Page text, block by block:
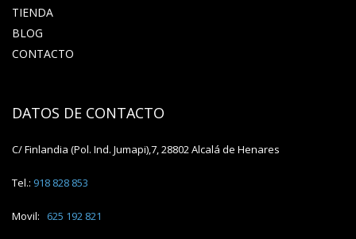
TIENDA
BLOG
CONTACTO
DATOS DE CONTACTO
C/ Finlandia (Pol. Ind. Jumapi),7, 28802 Alcalá de Henares
Tel.: 918 828 853
Movil: 625 192 821